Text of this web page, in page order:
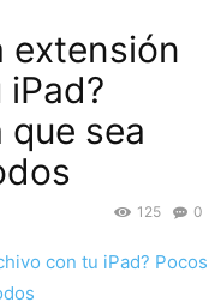
extensión
que sea
0
125